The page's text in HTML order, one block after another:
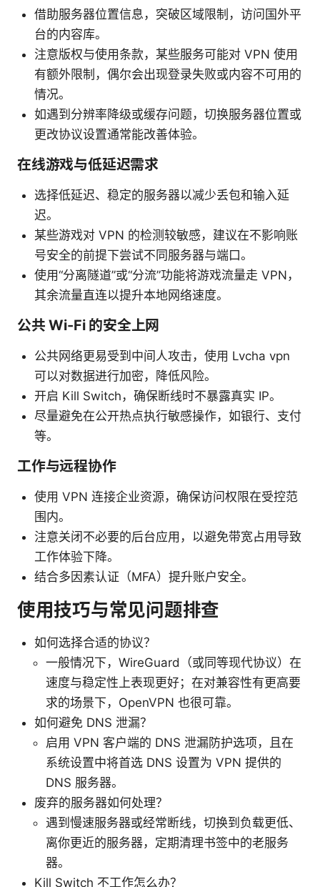
借助服务器位置信息，突破区域限制，访问国外平
台的内容库。
注意版权与使用条款，某些服务可能对 VPN 使用
有额外限制，偶尔会出现登录失败或内容不可用的
情况。
如遇到分辨率降级或缓存问题，切换服务器位置或
更改协议设置通常能改善体验。
在线游戏与低延迟需求
选择低延迟、稳定的服务器以减少丢包和输入延
迟。
某些游戏对 VPN 的检测较敏感，建议在不影响账
号安全的前提下尝试不同服务器与端口。
使用“分离隧道”或“分流”功能将游戏流量走 VPN，
其余流量直连以提升本地网络速度。
公共 Wi-Fi 的安全上网
公共网络更易受到中间人攻击，使用 Lvcha vpn
可以对数据进行加密，降低风险。
开启 Kill Switch，确保断线时不暴露真实 IP。
尽量避免在公开热点执行敏感操作，如银行、支付
等。
工作与远程协作
使用 VPN 连接企业资源，确保访问权限在受控范
围内。
注意关闭不必要的后台应用，以避免带宽占用导致
工作体验下降。
结合多因素认证（MFA）提升账户安全。
使用技巧与常见问题排查
如何选择合适的协议？
一般情况下，WireGuard（或同等现代协议）在
速度与稳定性上表现更好；在对兼容性有更高要
求的场景下，OpenVPN 也很可靠。
如何避免 DNS 泄漏？
启用 VPN 客户端的 DNS 泄漏防护选项，且在
系统设置中将首选 DNS 设置为 VPN 提供的
DNS 服务器。
废弃的服务器如何处理？
遇到慢速服务器或经常断线，切换到负载更低、
离你更近的服务器，定期清理书签中的老服务
器。
Kill Switch 不工作怎么办？